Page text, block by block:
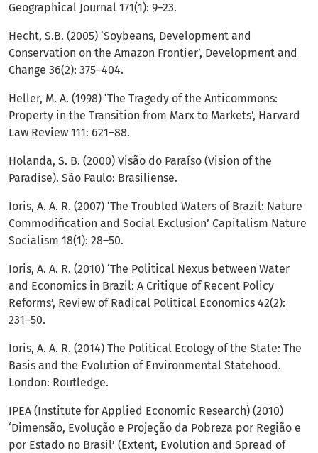
Geographical Journal 171(1): 9–23.
Hecht, S.B. (2005) ‘Soybeans, Development and
Conservation on the Amazon Frontier’, Development and
Change 36(2): 375–404.
Heller, M. A. (1998) ‘The Tragedy of the Anticommons:
Property in the Transition from Marx to Markets’, Harvard
Law Review 111: 621–88.
Holanda, S. B. (2000) Visão do Paraíso (Vision of the
Paradise). São Paulo: Brasiliense.
Ioris, A. A. R. (2007) ‘The Troubled Waters of Brazil: Nature
Commodification and Social Exclusion’ Capitalism Nature
Socialism 18(1): 28–50.
Ioris, A. A. R. (2010) ‘The Political Nexus between Water
and Economics in Brazil: A Critique of Recent Policy
Reforms’, Review of Radical Political Economics 42(2):
231–50.
Ioris, A. A. R. (2014) The Political Ecology of the State: The
Basis and the Evolution of Environmental Statehood.
London: Routledge.
IPEA (Institute for Applied Economic Research) (2010)
‘Dimensão, Evolução e Projeção da Pobreza por Região e
por Estado no Brasil’ (Extent, Evolution and Spread of